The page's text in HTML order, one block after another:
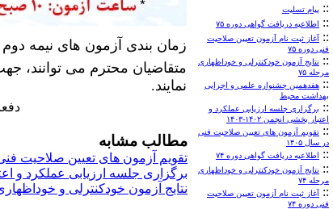
:: پیام تسلیت
:: اطلاعیه دریافت گواهی دوره ۷۵
:: آغاز ثبت نام آزمون تعیین صلاحیت
فنی دوره ۷۵
:: نتایج آزمون خودکنترلی و خوداظهاری
مرحله ۷۵
:: هفدهمین جشنواره علمی و اجرایی
بهداشت محیط
:: برگزاری جلسه ارزیابی عملکرد و
اعتبار بخشی انجمن ۱۴۰۲-۱۴۰۳
:: تقویم آزمون های تعیین صلاحیت فنی
در سال ۱۴۰۵
:: اطلاعیه دریافت گواهی دوره ۷۴
:: نتایج آزمون خودکنترلی و خوداظهاری
مرحله ۷۴
:: آغاز ثبت نام آزمون تعیین صلاحیت
فنی دوره ۷۴
زمان بندی آزمون های نیمه دوم سال ۱۴۰۳
نمایند.
مطالب مشابه
تقویم آزمون های تعیین صلاحیت فنی
برگزاری جلسه ارزیابی عملکرد و اعتبار
نتایج آزمون خودکنترلی و خوداظهاری